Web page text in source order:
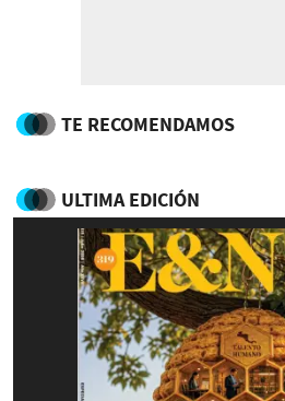
TE RECOMENDAMOS
ULTIMA EDICIÓN